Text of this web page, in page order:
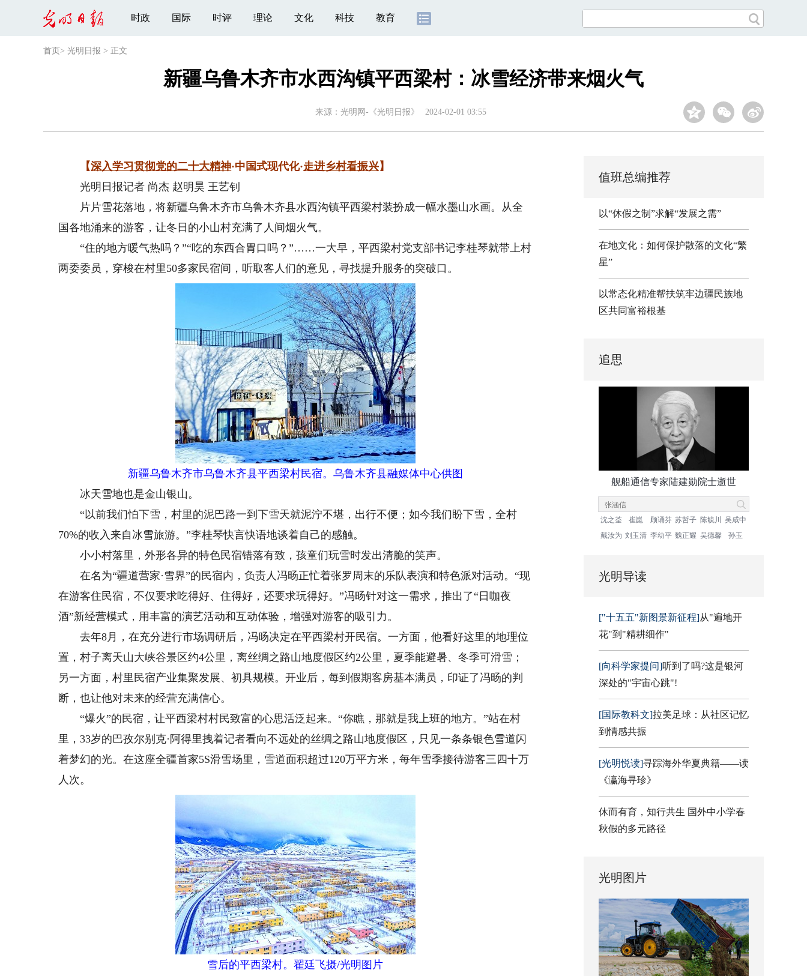
时政 国际 时评 理论 文化 科技 教育
首页 > 光明日报 > 正文
新疆乌鲁木齐市水西沟镇平西梁村：冰雪经济带来烟火气
来源： 光明网-《光明日报》 2024-02-01 03:55
【深入学习贯彻党的二十大精神·中国式现代化·走进乡村看振兴】
光明日报记者 尚杰 赵明昊 王艺钊
片片雪花落地，将新疆乌鲁木齐市乌鲁木齐县水西沟镇平西梁村装扮成一幅水墨山水画。从全
国各地涌来的游客，让冬日的小山村充满了人间烟火气。
“住的地方暖气热吗？”“吃的东西合胃口吗？”……一大早，平西梁村党支部书记李桂琴就带上村
两委委员，穿梭在村里50多家民宿间，听取客人们的意见，寻找提升服务的突破口。
新疆乌鲁木齐市乌鲁木齐县平西梁村民宿。乌鲁木齐县融媒体中心供图
冰天雪地也是金山银山。
“以前我们怕下雪，村里的泥巴路一到下雪天就泥泞不堪，出行不便；如今我们盼下雪，全村
70%的收入来自冰雪旅游。”李桂琴快言快语地谈着自己的感触。
小小村落里，外形各异的特色民宿错落有致，孩童们玩雪时发出清脆的笑声。
在名为“疆道营家·雪界”的民宿内，负责人冯旸正忙着张罗周末的乐队表演和特色派对活动。“现
在游客住民宿，不仅要求吃得好、住得好，还要求玩得好。”冯旸针对这一需求，推出了“日咖夜
酒”新经营模式，用丰富的演艺活动和互动体验，增强对游客的吸引力。
去年8月，在充分进行市场调研后，冯旸决定在平西梁村开民宿。一方面，他看好这里的地理位
置，村子离天山大峡谷景区约4公里，离丝绸之路山地度假区约2公里，夏季能避暑、冬季可滑雪；
另一方面，村里民宿产业集聚发展、初具规模。开业后，每到假期客房基本满员，印证了冯旸的判
断，也让他对未来的经营充满信心。
“爆火”的民宿，让平西梁村村民致富的心思活泛起来。“你瞧，那就是我上班的地方。”站在村
里，33岁的巴孜尔别克·阿得里拽着记者看向不远处的丝绸之路山地度假区，只见一条条银色雪道闪
着梦幻的光。在这座全疆首家5S滑雪场里，雪道面积超过120万平方米，每年雪季接待游客三四十万
人次。
雪后的平西梁村。翟廷飞摄/光明图片
值班总编推荐
以“休假之制”求解“发展之需”
在地文化：如何保护散落的文化“繁
星”
以常态化精准帮扶筑牢边疆民族地
区共同富裕根基
追思
舰船通信专家陆建勋院士逝世
沈之荃 崔崑 顾诵芬 苏哲子 陈毓川
吴咸中
戴汝为 刘玉清 李幼平 魏正耀 吴德馨 孙玉
光明导读
["十五五"新图景新征程]从"遍地开
花"到"精耕细作"
[向科学家提问]听到了吗?这是银河
深处的"宇宙心跳"!
[国际教科文]拉美足球：从社区记忆
到情感共振
[光明悦读]寻踪海外华夏典籍——读
《瀛海寻珍》
休而有育，知行共生 国外中小学春
秋假的多元路径
光明图片